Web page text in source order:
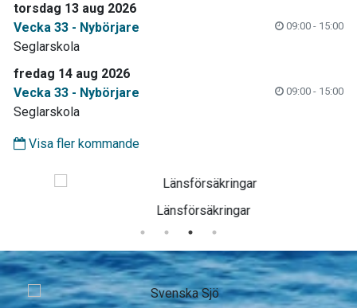
torsdag 13 aug 2026
Vecka 33 - Nybörjare
09:00 - 15:00
Seglarskola
fredag 14 aug 2026
Vecka 33 - Nybörjare
09:00 - 15:00
Seglarskola
Visa fler kommande
Länsförsäkringar